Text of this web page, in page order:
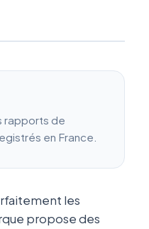
rapports de
en France.
les
propose des